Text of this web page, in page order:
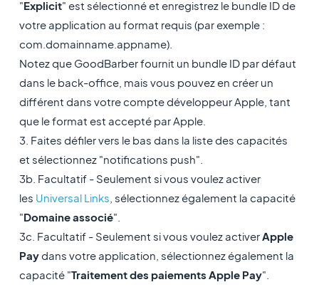
"Explicit" est sélectionné et enregistrez le bundle ID de
votre application au format requis (par exemple :
com.domainname.appname).
Notez que GoodBarber fournit un bundle ID par défaut
dans le back-office, mais vous pouvez en créer un
différent dans votre compte développeur Apple, tant
que le format est accepté par Apple.
3. Faites défiler vers le bas dans la liste des capacités
et sélectionnez "notifications push".
3b. Facultatif - Seulement si vous voulez activer
les Universal Links , sélectionnez également la capacité
"Domaine associé".
3c. Facultatif - Seulement si vous voulez activerApple
Paydans votre application, sélectionnez également la
capacité "Traitement des paiements Apple Pay".